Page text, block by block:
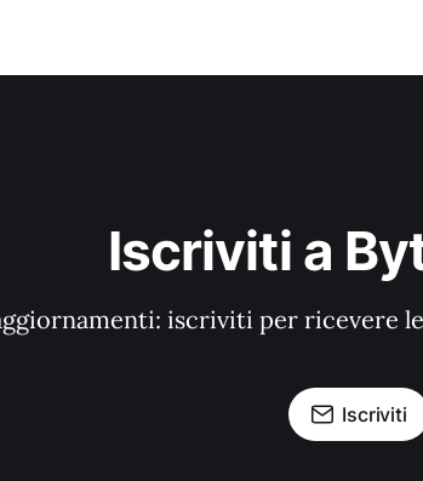
Iscriviti a
iscriviti per ricevere
Iscriviti